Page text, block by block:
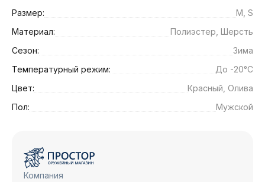
Размер:
M, S
Материал:
Полиэстер, Шерсть
Сезон:
Зима
Температурный режим:
До -20°C
Цвет:
Красный, Олива
Пол:
Мужской
Компания